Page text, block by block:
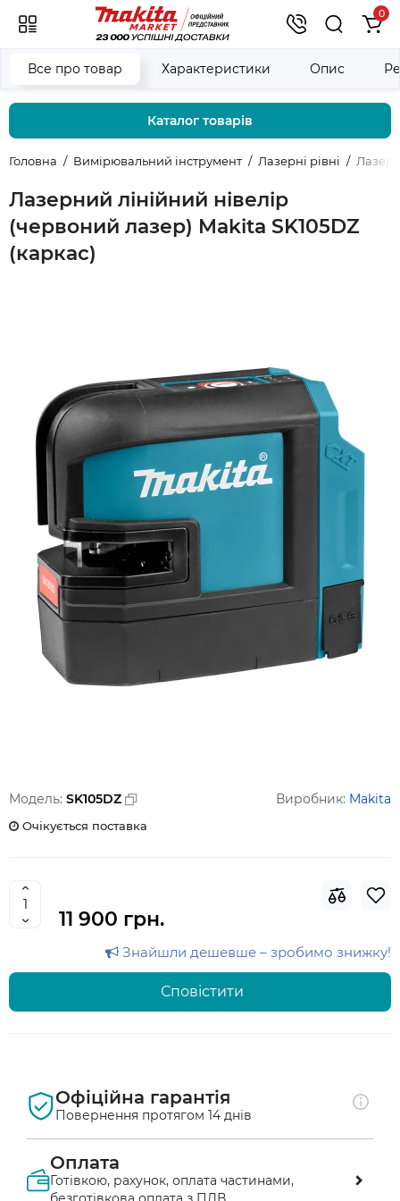
0
Каталог товарів
Головна Вимірювальний інструмент Лазерні рівні
Лазерний лінійний нівелір
(червоний лазер) Makita SK105DZ
(каркас)
Все про товар Характеристики Опис
Модель: SK105DZ Виробник: Makita
Очікується поставка
11 900 грн.
Знайшли дешевше – зробимо знижку!
Сповістити
Офіційна гарантія
Повернення протягом 14 днів
Оплата
Готівкою, рахунок, оплата частинами,